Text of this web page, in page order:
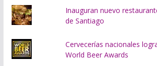
Inauguran nuevo
de Santiago
Cervecerías nacionales
World Beer Awards